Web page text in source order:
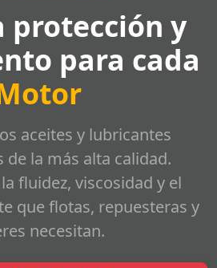
protección y
para cada
aceites y lubricantes
la más alta calidad.
fluidez, viscosidad y el
que flotas, repuesteras y
necesitan.